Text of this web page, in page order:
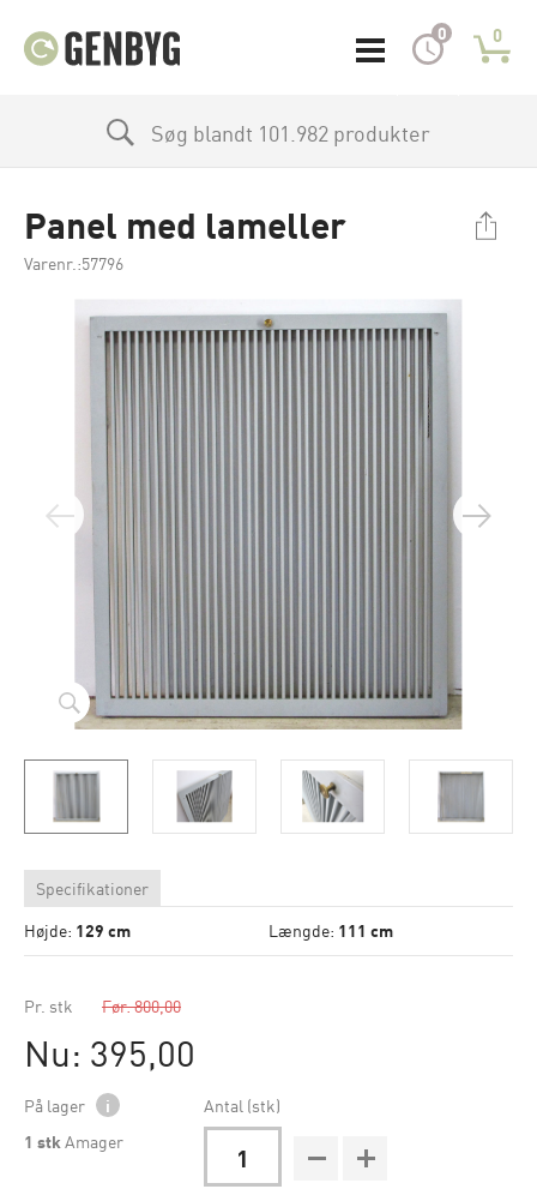
0 0
Søg blandt 101.982 produkter
Panel med lameller
Varenr.:57796
Specifikationer
Højde: 129 cm Længde: 111 cm
Pr. stk Før: 800,00
Nu: 395,00
På lager
i
1 stk Amager
Antal (stk)